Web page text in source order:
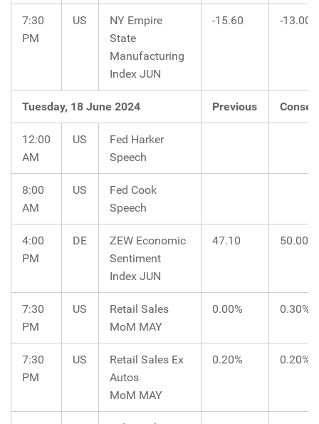
7:30
PM
US
NY Empire
State
Manufacturing
Index JUN
-15.60 -13.00
Tuesday, 18 June 2024 Previous
12:00
AM
US
Fed Harker
Speech
8:00
AM
US
Fed Cook
Speech
4:00
PM
DE
ZEW Economic
Sentiment
Index JUN
47.10 50.00
7:30
PM
US
Retail Sales
MoM MAY
0.00% 0.30%
7:30
PM
US
Retail Sales Ex
Autos
MoM MAY
0.20% 0.20%